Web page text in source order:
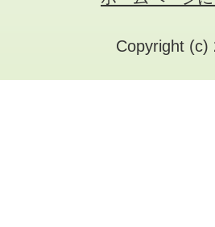
Copyright (c)